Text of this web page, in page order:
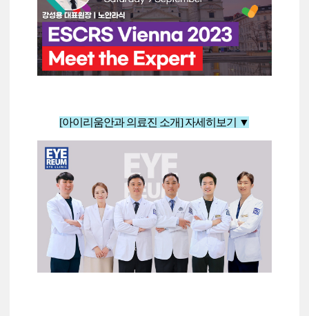
[아이리움안과 의료진 소개] 자세히보기 ▼